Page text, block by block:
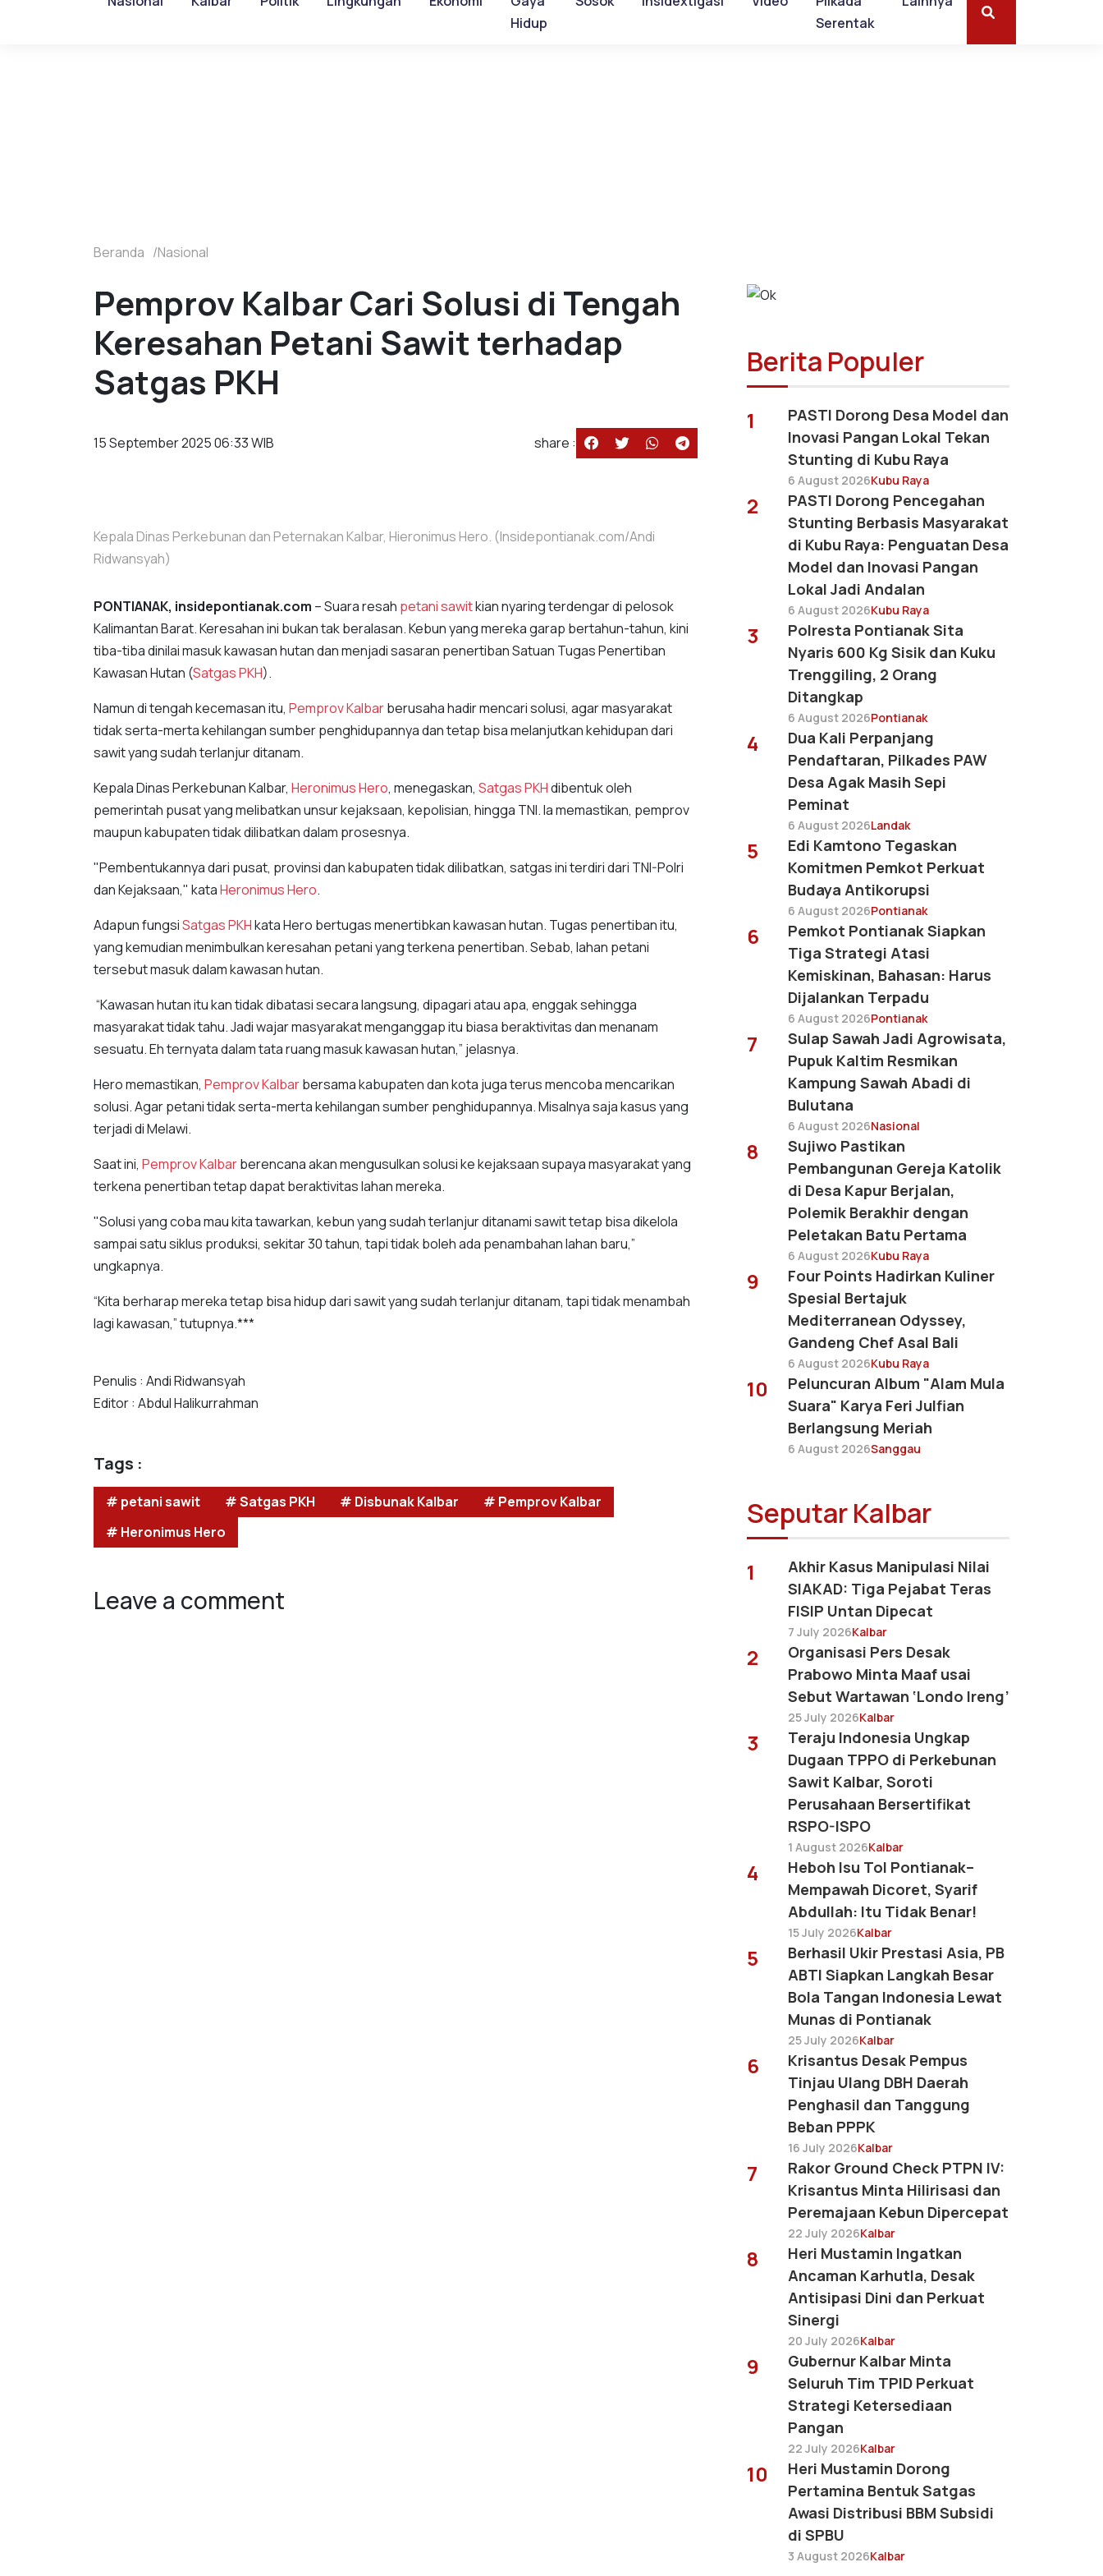
Hidup
Serentak
Beranda Nasional
Pemprov Kalbar Cari Solusi di Tengah
Keresahan Petani Sawit terhadap
Satgas PKH
15 September 2025 06:33 WIB share :
Kepala Dinas Perkebunan dan Peternakan Kalbar, Hieronimus Hero. (Insidepontianak.com/Andi
Ridwansyah)
PONTIANAK, insidepontianak.com – Suara resah petani sawitkian nyaring terdengar di pelosok
Kalimantan Barat. Keresahan ini bukan tak beralasan. Kebun yang mereka garap bertahun-tahun, kini
tiba-tiba dinilai masuk kawasan hutan dan menjadi sasaran penertiban Satuan Tugas Penertiban
Kawasan Hutan (Satgas PKH).
Namun di tengah kecemasan itu, Pemprov Kalbarberusaha hadir mencari solusi, agar masyarakat
tidak serta-merta kehilangan sumber penghidupannya dan tetap bisa melanjutkan kehidupan dari
sawit yang sudah terlanjur ditanam.
Kepala Dinas Perkebunan Kalbar, Heronimus Hero, menegaskan, Satgas PKHdibentuk oleh
pemerintah pusat yang melibatkan unsur kejaksaan, kepolisian, hingga TNI. Ia memastikan, pemprov
maupun kabupaten tidak dilibatkan dalam prosesnya.
"Pembentukannya dari pusat, provinsi dan kabupaten tidak dilibatkan, satgas ini terdiri dari TNI-Polri
dan Kejaksaan," kataHeronimus Hero.
Adapun fungsiSatgas PKHkata Hero bertugas menertibkan kawasan hutan. Tugas penertiban itu,
yang kemudian menimbulkan keresahan petani yang terkena penertiban. Sebab, lahan petani
tersebut masuk dalam kawasan hutan.
“Kawasan hutan itu kan tidak dibatasi secara langsung, dipagari atau apa, enggak sehingga
masyarakat tidak tahu. Jadi wajar masyarakat menganggap itu biasa beraktivitas dan menanam
sesuatu. Eh ternyata dalam tata ruang masuk kawasan hutan,” jelasnya.
Hero memastikan, Pemprov Kalbarbersama kabupaten dan kota juga terus mencoba mencarikan
solusi. Agar petani tidak serta-merta kehilangan sumber penghidupannya. Misalnya saja kasus yang
terjadi di Melawi.
Saat ini, Pemprov Kalbarberencana akan mengusulkan solusi ke kejaksaan supaya masyarakat yang
terkena penertiban tetap dapat beraktivitas lahan mereka.
"Solusi yang coba mau kita tawarkan, kebun yang sudah terlanjur ditanami sawit tetap bisa dikelola
sampai satu siklus produksi, sekitar 30 tahun, tapi tidak boleh ada penambahan lahan baru,”
ungkapnya.
“Kita berharap mereka tetap bisa hidup dari sawit yang sudah terlanjur ditanam, tapi tidak menambah
lagi kawasan,” tutupnya.***
Penulis : Andi Ridwansyah
Editor : Abdul Halikurrahman
Tags :
# petani sawit # Satgas PKH # Disbunak Kalbar
# Pemprov Kalbar
# Heronimus Hero
Leave a comment
Berita Populer
1
PASTI Dorong Desa Model dan
Inovasi Pangan Lokal Tekan
Stunting di Kubu Raya
6 August 2026Kubu Raya
2
PASTI Dorong Pencegahan
Stunting Berbasis Masyarakat
di Kubu Raya: Penguatan Desa
Model dan Inovasi Pangan
Lokal Jadi Andalan
6 August 2026Kubu Raya
3
Polresta Pontianak Sita
Nyaris 600 Kg Sisik dan Kuku
Trenggiling, 2 Orang
Ditangkap
6 August 2026Pontianak
4
Dua Kali Perpanjang
Pendaftaran, Pilkades PAW
Desa Agak Masih Sepi
Peminat
6 August 2026Landak
5
Edi Kamtono Tegaskan
Komitmen Pemkot Perkuat
Budaya Antikorupsi
6 August 2026Pontianak
6
Pemkot Pontianak Siapkan
Tiga Strategi Atasi
Kemiskinan, Bahasan: Harus
Dijalankan Terpadu
6 August 2026Pontianak
7
Sulap Sawah Jadi Agrowisata,
Pupuk Kaltim Resmikan
Kampung Sawah Abadi di
Bulutana
6 August 2026Nasional
8
Sujiwo Pastikan
Pembangunan Gereja Katolik
di Desa Kapur Berjalan,
Polemik Berakhir dengan
Peletakan Batu Pertama
6 August 2026Kubu Raya
9
Four Points Hadirkan Kuliner
Spesial Bertajuk
Mediterranean Odyssey,
Gandeng Chef Asal Bali
6 August 2026Kubu Raya
10
Peluncuran Album "Alam Mula
Suara" Karya Feri Julfian
Berlangsung Meriah
6 August 2026Sanggau
Seputar Kalbar
1
Akhir Kasus Manipulasi Nilai
SIAKAD: Tiga Pejabat Teras
FISIP Untan Dipecat
7 July 2026Kalbar
2
Organisasi Pers Desak
Prabowo Minta Maaf usai
Sebut Wartawan ‘Londo Ireng’
25 July 2026Kalbar
3
Teraju Indonesia Ungkap
Dugaan TPPO di Perkebunan
Sawit Kalbar, Soroti
Perusahaan Bersertifikat
RSPO-ISPO
1 August 2026Kalbar
4
Heboh Isu Tol Pontianak–
Mempawah Dicoret, Syarif
Abdullah: Itu Tidak Benar!
15 July 2026Kalbar
5
Berhasil Ukir Prestasi Asia, PB
ABTI Siapkan Langkah Besar
Bola Tangan Indonesia Lewat
Munas di Pontianak
25 July 2026Kalbar
6
Krisantus Desak Pempus
Tinjau Ulang DBH Daerah
Penghasil dan Tanggung
Beban PPPK
16 July 2026Kalbar
7
Rakor Ground Check PTPN IV:
Krisantus Minta Hilirisasi dan
Peremajaan Kebun Dipercepat
22 July 2026Kalbar
8
Heri Mustamin Ingatkan
Ancaman Karhutla, Desak
Antisipasi Dini dan Perkuat
Sinergi
20 July 2026Kalbar
9
Gubernur Kalbar Minta
Seluruh Tim TPID Perkuat
Strategi Ketersediaan
Pangan
22 July 2026Kalbar
10
Heri Mustamin Dorong
Pertamina Bentuk Satgas
Awasi Distribusi BBM Subsidi
di SPBU
3 August 2026Kalbar